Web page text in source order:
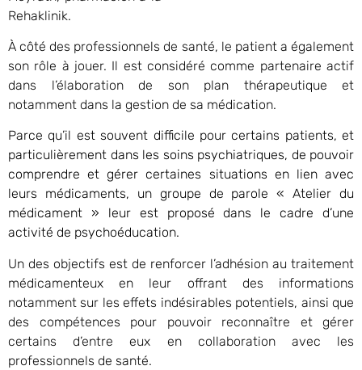
Rehaklinik.
À côté des professionnels de santé, le patient a également
son rôle à jouer. Il est considéré comme partenaire actif
dans l’élaboration de son plan thérapeutique et
notamment dans la gestion de sa médication.
Parce qu’il est souvent difficile pour certains patients, et
particulièrement dans les soins psychiatriques, de pouvoir
comprendre et gérer certaines situations en lien avec
leurs médicaments, un groupe de parole « Atelier du
médicament » leur est proposé dans le cadre d’une
activité de psychoéducation.
Un des objectifs est de renforcer l’adhésion au traitement
médicamenteux en leur offrant des informations
notamment sur les effets indésirables potentiels, ainsi que
des compétences pour pouvoir reconnaître et gérer
certains d’entre eux en collaboration avec les
professionnels de santé.